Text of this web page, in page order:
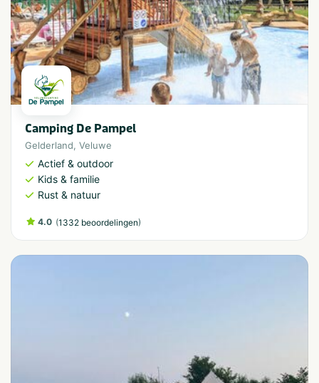
Camping De Pampel
Gelderland, Veluwe
Actief & outdoor
Kids & familie
Rust & natuur
4.0 (1332 beoordelingen)